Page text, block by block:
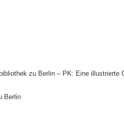
zu Berlin – PK: Eine illustrierte
Berlin